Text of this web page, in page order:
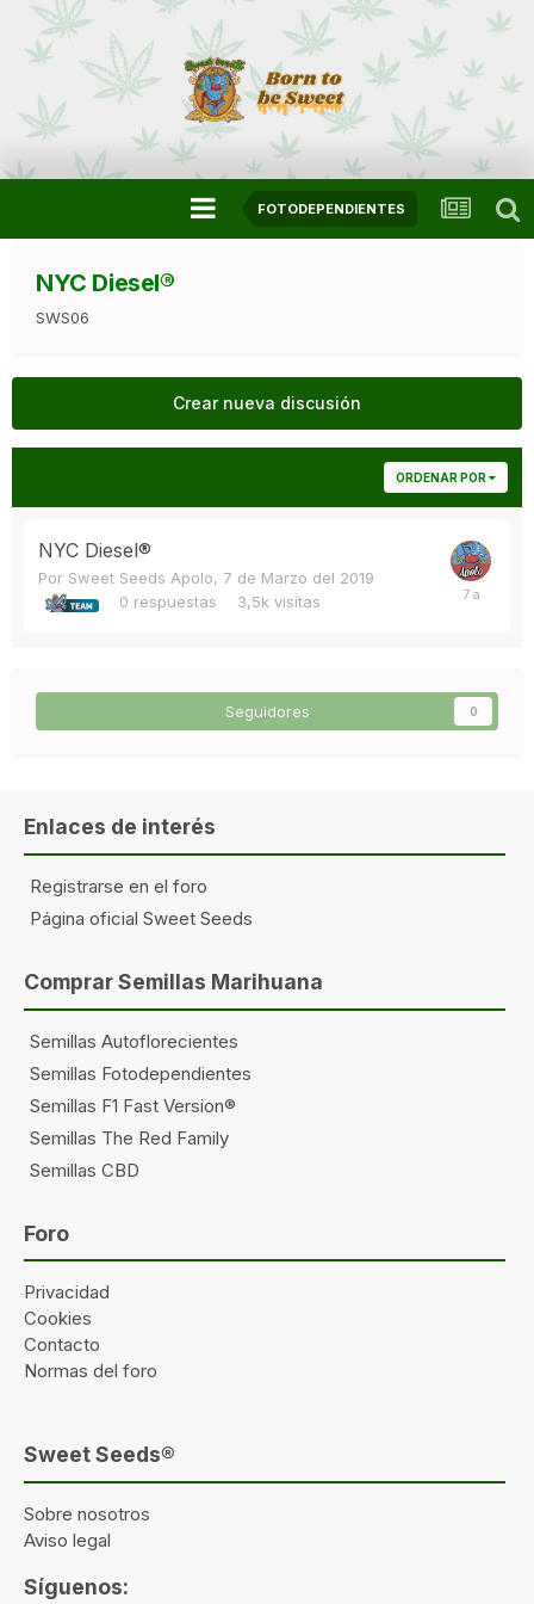
FOTODEPENDIENTES
NYC Diesel®
SWS06
Crear nueva discusión
ORDENAR POR
NYC Diesel®
Por Sweet Seeds Apolo, 7 de Marzo del 2019
0 respuestas 3,5k visitas
Seguidores 0
Enlaces de interés
Registrarse en el foro
Página oficial Sweet Seeds
Comprar Semillas Marihuana
Semillas Autoflorecientes
Semillas Fotodependientes
Semillas F1 Fast Version®
Semillas The Red Family
Semillas CBD
Foro
Privacidad
Cookies
Contacto
Normas del foro
Sweet Seeds®
Sobre nosotros
Aviso legal
Síguenos: